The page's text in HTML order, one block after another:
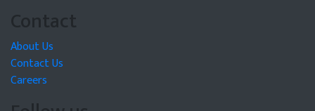
Contact
About Us
Contact Us
Careers